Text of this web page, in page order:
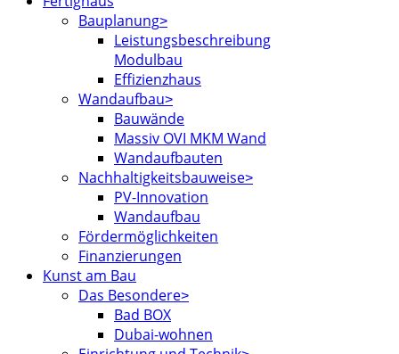
Bauplanung
Leistungsbeschreibung
Modulbau
Effizienzhaus
Wandaufbau
Bauwände
Massiv OVI MKM Wand
Wandaufbauten
Nachhaltigkeitsbauweise
PV-Innovation
Wandaufbau
Fördermöglichkeiten
Finanzierungen
Kunst am Bau
Das Besondere
Bad BOX
Dubai-wohnen